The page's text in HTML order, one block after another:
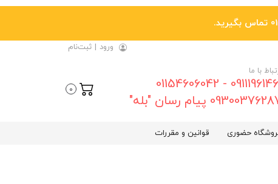
ورود | ثبت‌نام
با ما
09111961461 - 01154606042
پیام رسان "بله"
0
حضوری قوانین و مقررات